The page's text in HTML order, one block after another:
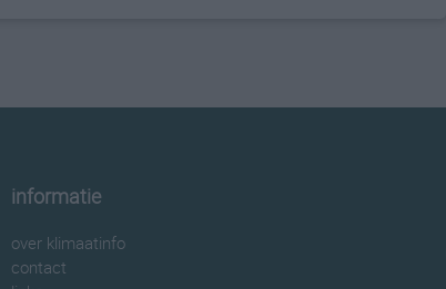
informatie
over klimaatinfo
contact